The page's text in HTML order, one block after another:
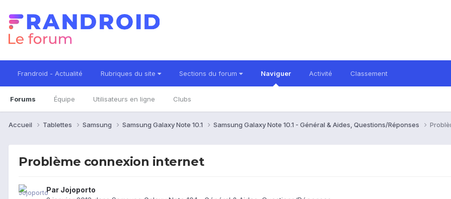
Frandroid - Actualité Rubriques du site Sections du forum Naviguer
Forums Équipe Utilisateurs en ligne Clubs
Activité Classement
Accueil Tablettes Samsung Samsung Galaxy Note 10.1 Samsung Galaxy Note 10.1 - Général & Aides, Questions/Réponses
Problème connexion internet
Par Jojoporto